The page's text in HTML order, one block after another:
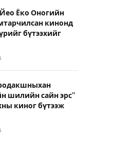
Ёко Оногийн
кинонд
бүтээхийг
шилийн сайн эрс”
киног бүтээж